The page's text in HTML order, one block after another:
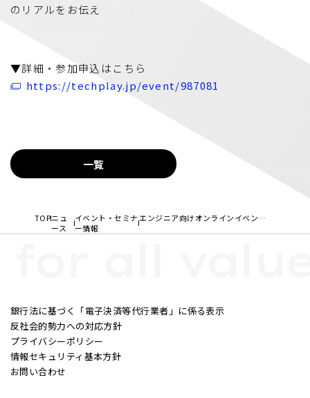
のリアルをお伝え
▼詳細・参加申込はこちら
https://techplay.jp/event/987081
一覧
TOPニュ
ース
イベント・セミナ
ー情報
エンジニア向けオンラインイベント開催のお知らせ
銀行法に基づく「電子決済等代行業者」に係る表示
反社会的勢力への対応方針
プライバシーポリシー
情報セキュリティ基本方針
お問い合わせ